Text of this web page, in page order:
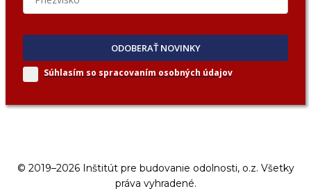
ODOBERAŤ NOVINKY
Súhlasím so spracovaním osobných údajov
© 2019–2026 Inštitút pre budovanie odolnosti, o.z. Všetky
práva vyhradené.